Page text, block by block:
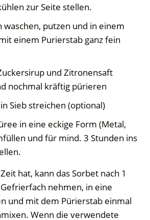
zur Seite stellen.
waschen, putzen und in einem
einem Purierstab ganz fein
und Zitronensaft
nochmal kräftig pürieren
Sieb streichen (optional)
in eine eckige Form (Metal,
und für mind. 3 Stunden ins
hat, kann das Sorbet nach 1
nehmen, in eine
und mit dem Pürierstab einmal
Wenn die verwendete